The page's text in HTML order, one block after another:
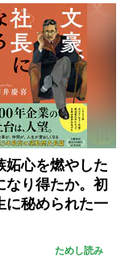
妬心を燃やした
なり得たか。初
に秘められた一
ためし読み